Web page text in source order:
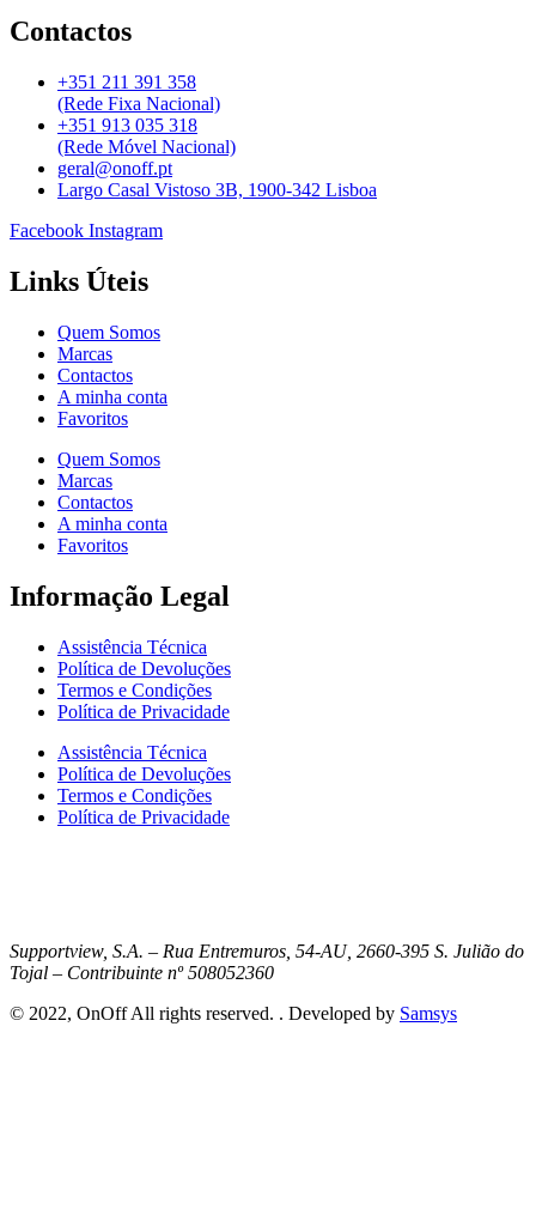
Contactos
+351 211 391 358
(Rede Fixa Nacional)
+351 913 035 318
(Rede Móvel Nacional)
geral@onoff.pt
Largo Casal Vistoso 3B, 1900-342 Lisboa
Facebook Instagram
Links Úteis
Quem Somos
Marcas
Contactos
A minha conta
Favoritos
Quem Somos
Marcas
Contactos
A minha conta
Favoritos
Informação Legal
Assistência Técnica
Política de Devoluções
Termos e Condições
Política de Privacidade
Assistência Técnica
Política de Devoluções
Termos e Condições
Política de Privacidade
Supportview, S.A. – Rua Entremuros, 54-AU, 2660-395 S. Julião do
Tojal – Contribuinte nº 508052360
© 2022, OnOff All rights reserved. . Developed by Samsys